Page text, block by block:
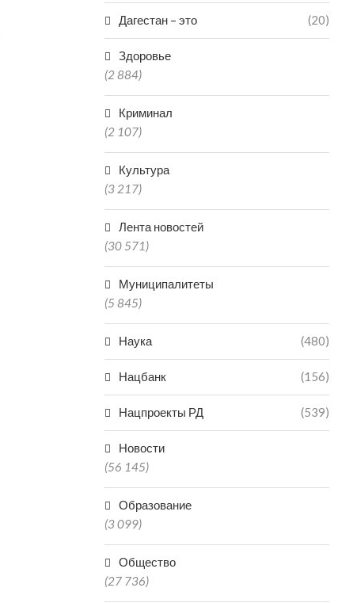
Дагестан – это (20)
Здоровье
(2 884)
Криминал
(2 107)
Культура
(3 217)
Лента новостей
(30 571)
Муниципалитеты
(5 845)
Наука (480)
Нацбанк (156)
Нацпроекты РД (539)
Новости
(56 145)
Образование
(3 099)
Общество
(27 736)